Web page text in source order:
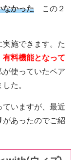
なかった この２
施できます。た
料機能となって
が使っていたペア
た。
いますが、最近
があったのでご紹